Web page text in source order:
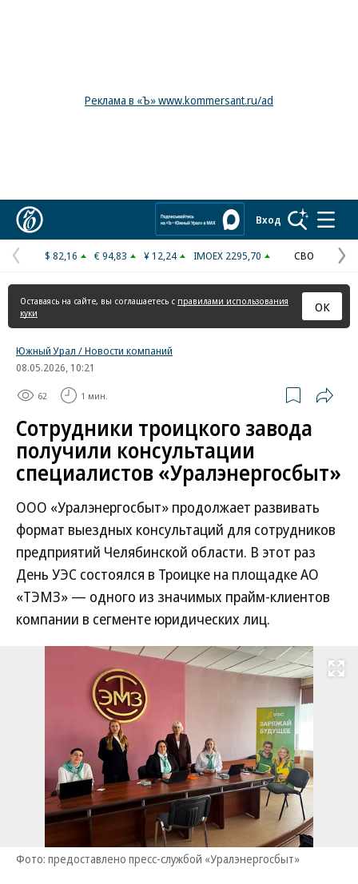
Реклама в «Ъ» www.kommersant.ru/ad
Вход
Предыдущая
страница
$ 82,16 € 94,83 ¥ 12,24 IMOEX 2295,70 СВО
Оставаясь на сайте, вы соглашаетесь с правилами использования
куки
ОК
Южный Урал / Новости компаний
08.05.2026, 10:21
62 1 мин.
Сотрудники троицкого завода
получили консультации
специалистов «Уралэнергосбыт»
ООО «Уралэнергосбыт» продолжает развивать
формат выездных консультаций для сотрудников
предприятий Челябинской области. В этот раз
День УЭС состоялся в Троицке на площадке АО
«ТЭМЗ» — одного из значимых прайм-клиентов
компании в сегменте юридических лиц.
Развернуть
Фото: предоставлено пресс-службой «Уралэнергосбыт»